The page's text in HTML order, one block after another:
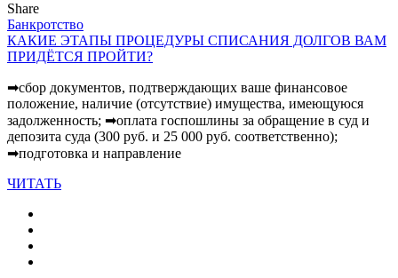
Share
Банкротство
КАКИЕ ЭТАПЫ ПРОЦЕДУРЫ СПИСАНИЯ ДОЛГОВ ВАМ
ПРИДЁТСЯ ПРОЙТИ?
➡сбор документов, подтверждающих ваше финансовое
положение, наличие (отсутствие) имущества, имеющуюся
задолженность; ➡оплата госпошлины за обращение в суд и
депозита суда (300 руб. и 25 000 руб. соответственно);
➡подготовка и направление
ЧИТАТЬ